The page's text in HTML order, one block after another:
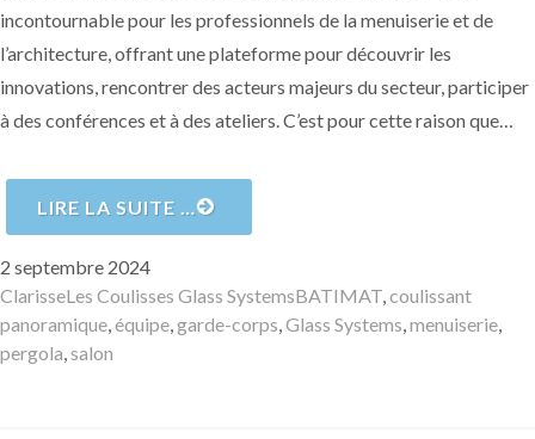
incontournable pour les professionnels de la menuiserie et de
l’architecture, offrant une plateforme pour découvrir les
innovations, rencontrer des acteurs majeurs du secteur, participer
à des conférences et à des ateliers. C’est pour cette raison que…
LIRE LA SUITE …
Publié
le
2 septembre 2024
Auteur
ClarisseCatégories
Les Coulisses Glass SystemsMots-
clés
BATIMAT,coulissant
panoramique,équipe,garde-corps,Glass Systems,menuiserie,
pergola,salon